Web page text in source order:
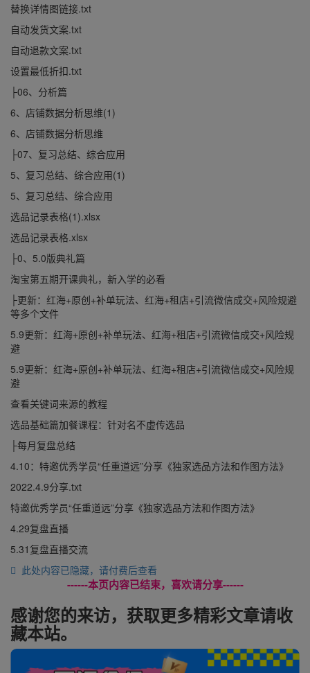
替换详情图链接.txt
自动发货文案.txt
自动退款文案.txt
设置最低折扣.txt
├06、分析篇
6、店铺数据分析思维(1)
6、店铺数据分析思维
├07、复习总结、综合应用
5、复习总结、综合应用(1)
5、复习总结、综合应用
选品记录表格(1).xlsx
选品记录表格.xlsx
├0、5.0版典礼篇
淘宝第五期开课典礼，新入学的必看
├更新：红海+原创+补单玩法、红海+租店+引流微信成交+风险规避
等多个文件
5.9更新：红海+原创+补单玩法、红海+租店+引流微信成交+风险规
避
5.9更新：红海+原创+补单玩法、红海+租店+引流微信成交+风险规
避
查看关键词来源的教程
选品基础篇加餐课程：针对名不虚传选品
├每月复盘总结
4.10：特邀优秀学员“任重道远”分享《独家选品方法和作图方法》
2022.4.9分享.txt
特邀优秀学员“任重道远”分享《独家选品方法和作图方法》
4.29复盘直播
5.31复盘直播交流
此处内容已隐藏，请付费后查看
------本页内容已结束，喜欢请分享------
感谢您的来访，获取更多精彩文章请收
藏本站。